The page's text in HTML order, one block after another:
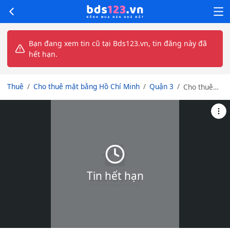
Bạn đang xem tin cũ tại Bds123.vn, tin đăng này đã
hết hạn.
Thuê Cho thuê mặt bằng Hồ Chí Minh Quận 3
Cho thuê
mặt tiền
Tin hết hạn